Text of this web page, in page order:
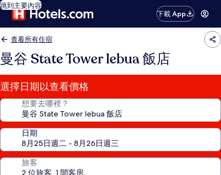
跳到主要內容
下載 App
查看所有住宿
曼谷 State Tower lebua 飯店
選擇日期以查看價格
想要去哪裡？
日期
旅客